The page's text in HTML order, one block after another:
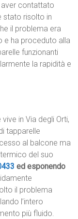
contattato
stato risolto in
il problema era
e ha proceduto alla
funzionanti
la rapidità e
in Via degli Orti,
tapparelle
al balcone ma
del suo
ed esponendo
il problema
l’intero
più fluido.